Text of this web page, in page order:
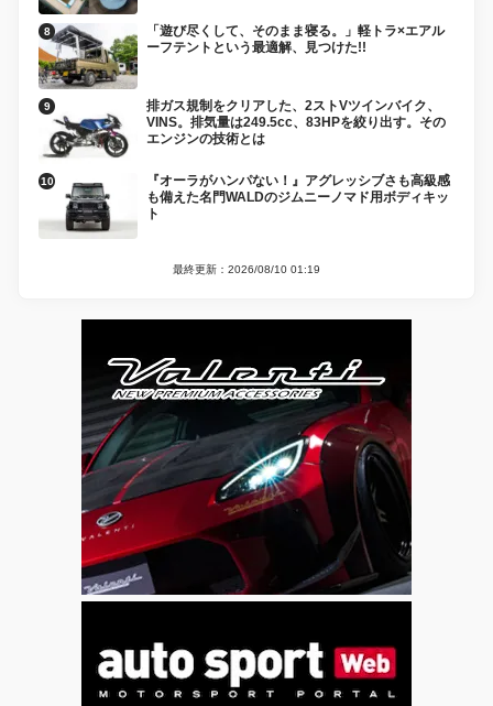
「遊び尽くして、そのまま寝る。」軽トラ×エアル
ーフテントという最適解、見つけた!!
排ガス規制をクリアした、2ストVツインバイク、
VINS。排気量は249.5cc、83HPを絞り出す。その
エンジンの技術とは
『オーラがハンパない！』アグレッシブさも高級感
も備えた名門WALDのジムニーノマド用ボディキッ
ト
最終更新：2026/08/10 01:19